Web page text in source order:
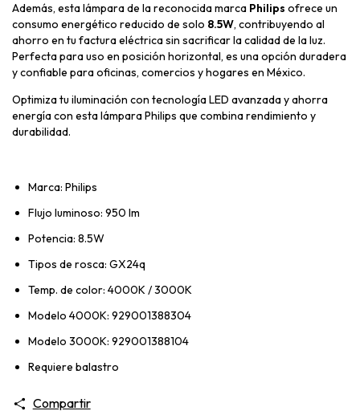
Además, esta lámpara de la reconocida marca Philips ofrece un
consumo energético reducido de solo 8.5W, contribuyendo al
ahorro en tu factura eléctrica sin sacrificar la calidad de la luz.
Perfecta para uso en posición horizontal, es una opción duradera
y confiable para oficinas, comercios y hogares en México.
Optimiza tu iluminación con tecnología LED avanzada y ahorra
energía con esta lámpara Philips que combina rendimiento y
durabilidad.
Marca: Philips
Flujo luminoso: 950 lm
Potencia: 8.5W
Tipos de rosca: GX24q
Temp. de color: 4000K / 3000K
Modelo 4000K: 929001388304
Modelo 3000K: 929001388104
Requiere balastro
Compartir